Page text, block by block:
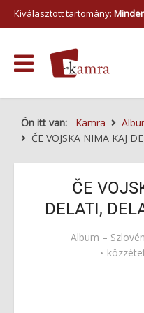
Kiválasztott tartomány:
Ön itt van: Kamra
ČE VOJSKA NIMA KAJ
ČE
DELATI,
Album –